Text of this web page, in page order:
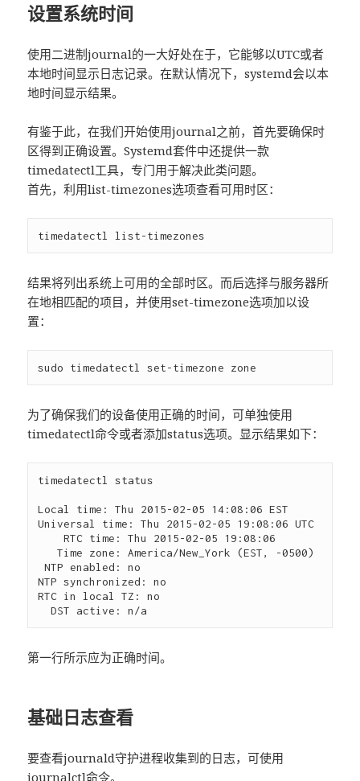
设置系统时间
使用二进制journal的一大好处在于，它能够以UTC或者
本地时间显示日志记录。在默认情况下，systemd会以本
地时间显示结果。
有鉴于此，在我们开始使用journal之前，首先要确保时
区得到正确设置。Systemd套件中还提供一款
timedatectl工具，专门用于解决此类问题。
首先，利用list-timezones选项查看可用时区：
结果将列出系统上可用的全部时区。而后选择与服务器所
在地相匹配的项目，并使用set-timezone选项加以设
置：
为了确保我们的设备使用正确的时间，可单独使用
timedatectl命令或者添加status选项。显示结果如下：
timedatectl status
Local time: Thu 2015-02-05 14:08:06 EST
Universal time: Thu 2015-02-05 19:08:06 UTC
    RTC time: Thu 2015-02-05 19:08:06
   Time zone: America/New_York (EST, -0500)
NTP enabled: no
NTP synchronized: no
RTC in local TZ: no
第一行所示应为正确时间。
基础日志查看
要查看journald守护进程收集到的日志，可使用
journalctl命令。